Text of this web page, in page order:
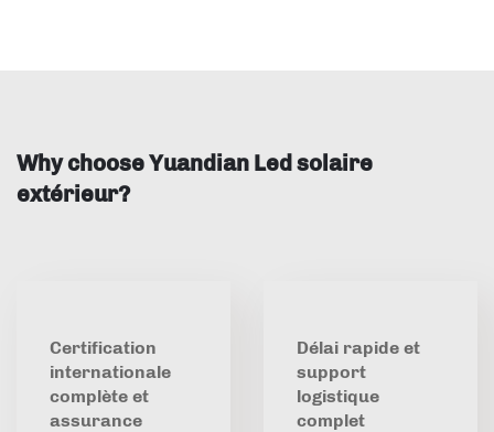
Why choose Yuandian Led solaire
extérieur?
Certification
internationale
complète et
assurance
Délai rapide et
support
logistique
complet